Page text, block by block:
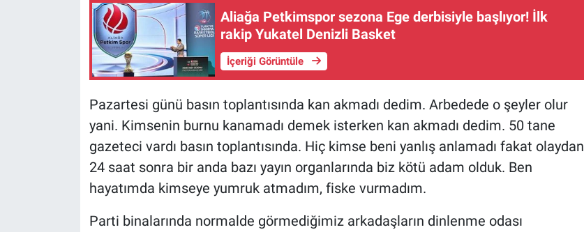
Aliağa Petkimspor sezona Ege derbisiyle başlıyor! İlk
rakip Yukatel Denizli Basket
İçeriği Görüntüle
Pazartesi günü basın toplantısında kan akmadı dedim. Arbedede o şeyler olur
yani. Kimsenin burnu kanamadı demek isterken kan akmadı dedim. 50 tane
gazeteci vardı basın toplantısında. Hiç kimse beni yanlış anlamadı fakat olaydan
24 saat sonra bir anda bazı yayın organlarında biz kötü adam olduk. Ben
hayatımda kimseye yumruk atmadım, fiske vurmadım.
Parti binalarında normalde görmediğimiz arkadaşların dinlenme odası